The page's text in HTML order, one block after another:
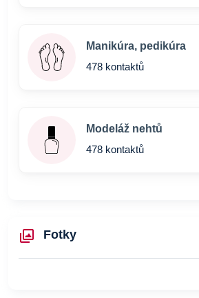
Manikúra, pedikúra
478 kontaktů
Modeláž nehtů
478 kontaktů
Fotky